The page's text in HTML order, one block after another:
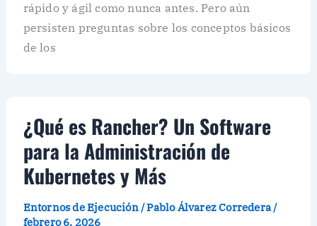
rápido y ágil como nunca antes. Pero aún
persisten preguntas sobre los conceptos básicos
de los
¿Qué es Rancher? Un Software
para la Administración de
Kubernetes y Más
Entornos de Ejecución/Pablo Álvarez Corredera/
febrero 6, 2026